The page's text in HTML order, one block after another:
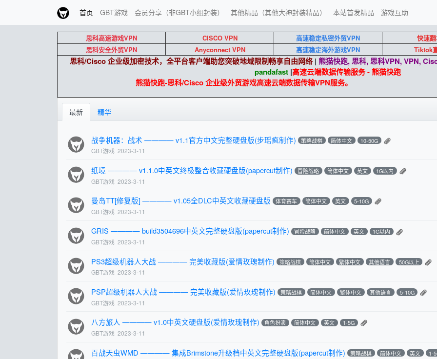
首页 GBT游戏 会员分享（非GBT小组封装） 其他精品（其他大神封装精品） 本站首发精品 游戏互助
思科高速游戏VPN CISCO VPN 高速稳定私密外贸VPN 快速
思科安全外贸VPN
Anyconnect VPN 高速稳定海外游戏VPN Tiktok
思科/Cisco 企业级加密技术，全平台客户端助您突破地域限制畅享自由网络| 熊猫快跑, 思科, 思科VPN, VPN,
pandafast |高速云端数据传输服务 - 熊猫快跑
熊猫快跑-思科/Cisco 企业级外贸游戏高速云端数据传输VPN服务。
最新 精华
战争机器：战术 ———— v1.1官方中文完整硬盘版(步瑶疯制作) 策略战棋 简体中文 10-50G
GBT游戏 2023-3-11
纸境 ———— v1.1.0中英文终极整合收藏硬盘版(papercut制作) 冒险战略 简体中文 英文 1G以内
GBT游戏 2023-3-11
曼岛TT[修复版] ———— v1.05全DLC中英文收藏硬盘版 体育赛车 简体中文 英文 5-10G
GBT游戏 2023-3-11
GRIS ———— build3504696中英文完整硬盘版(papercut制作) 冒险战略 简体中文 英文 1G以内
GBT游戏 2023-3-11
PS3超级机器人大战 ———— 完美收藏版(爱情玫瑰制作) 策略战棋 简体中文 繁体中文 其他语言 50G以上
GBT游戏 2023-3-11
PSP超级机器人大战 ———— 完美收藏版(爱情玫瑰制作) 策略战棋 简体中文 繁体中文 其他语言 5-10G
GBT游戏 2023-3-11
八方旅人 ———— v1.0中英文硬盘版(爱情玫瑰制作) 角色扮演 简体中文 英文 1-5G
GBT游戏 2023-3-11
百战天虫WMD ———— 集成Brimstone升级档中英文完整硬盘版(papercut制作) 策略战棋 简体中文 英文 1-